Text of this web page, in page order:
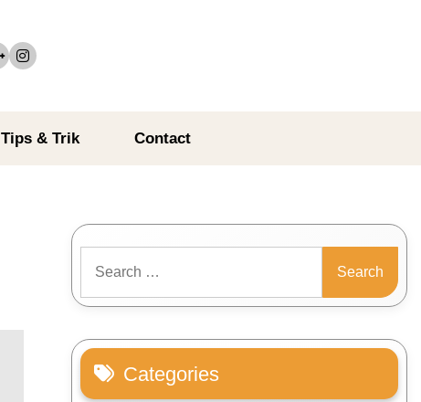
Tips & Trik Contact
for:
Categories